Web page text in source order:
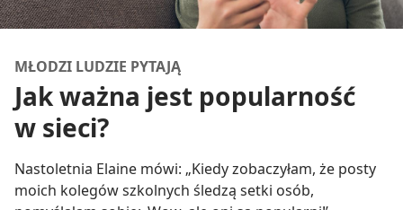
MŁODZI LUDZIE PYTAJĄ
Jak ważna jest popularność
w sieci?
Nastoletnia Elaine mówi: „Kiedy zobaczyłam, że posty
moich kolegów szkolnych śledzą setki osób,